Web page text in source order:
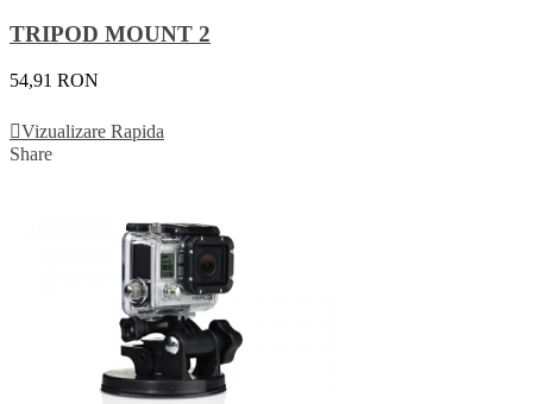
TRIPOD MOUNT 2
54,91 RON
Vizualizare Rapida
Share